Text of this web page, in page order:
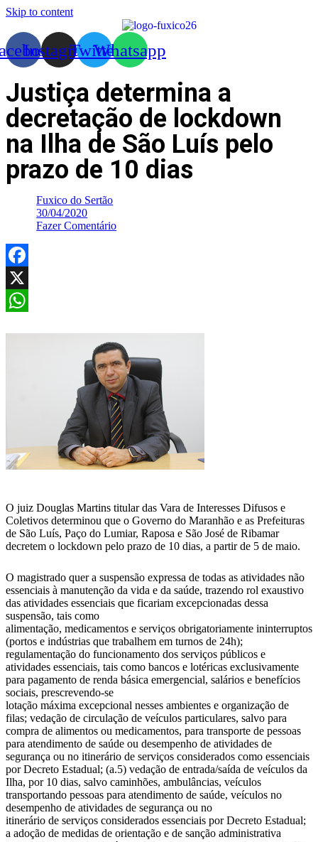
Skip to content
InstagramTwitterWhatsapp
Justiça determina a
decretação de lockdown
na Ilha de São Luís pelo
prazo de 10 dias
Fuxico do Sertão
30/04/2020
Fazer Comentário
Facebook
X
O juiz Douglas Martins titular das Vara de Interesses Difusos e
Coletivos determinou que o Governo do Maranhão e as Prefeituras
de São Luís, Paço do Lumiar, Raposa e São José de Ribamar
decretem o lockdown pelo prazo de 10 dias, a partir de 5 de maio.
O magistrado quer a suspensão expressa de todas as atividades não
essenciais à manutenção da vida e da saúde, trazendo rol exaustivo
das atividades essenciais que ficariam excepcionadas dessa
suspensão, tais como
alimentação, medicamentos e serviços obrigatoriamente ininterruptos
(portos e indústrias que trabalhem em turnos de 24h);
regulamentação do funcionamento dos serviços públicos e
atividades essenciais, tais como bancos e lotéricas exclusivamente
para pagamento de renda básica emergencial, salários e benefícios
sociais, prescrevendo-se
lotação máxima excepcional nesses ambientes e organização de
filas; vedação de circulação de veículos particulares, salvo para
compra de alimentos ou medicamentos, para transporte de pessoas
para atendimento de saúde ou desempenho de atividades de
segurança ou no itinerário de serviços considerados como essenciais
por Decreto Estadual; (a.5) vedação de entrada/saída de veículos da
Ilha, por 10 dias, salvo caminhões, ambulâncias, veículos
transportando pessoas para atendimento de saúde, veículos no
desempenho de atividades de segurança ou no
itinerário de serviços considerados essenciais por Decreto Estadual;
a adoção de medidas de orientação e de sanção administrativa